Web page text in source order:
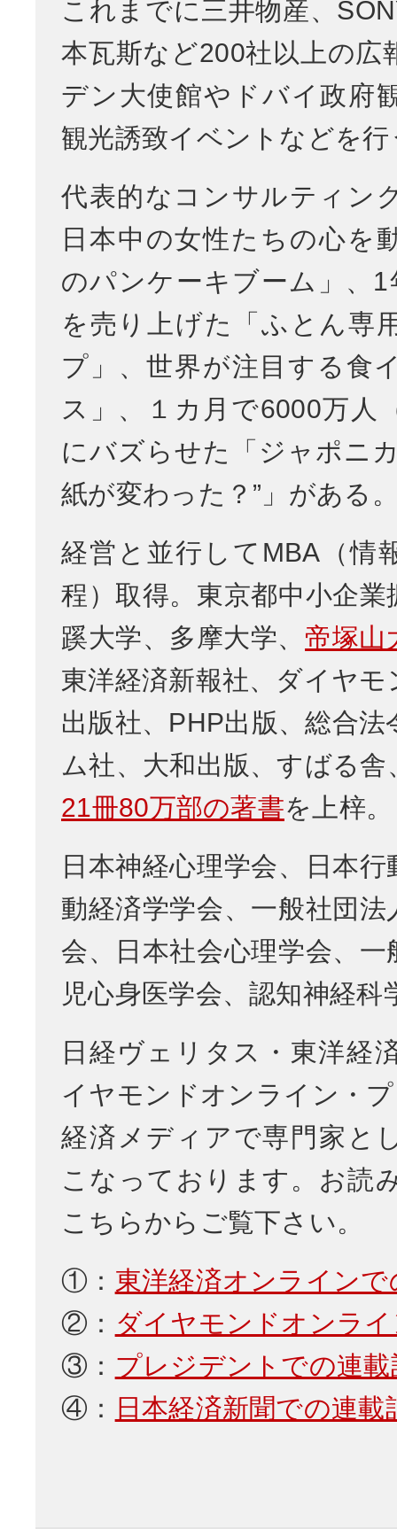
これまでに三井物産、
本瓦斯など200社以上の広
デン大使館やドバイ政府
観光誘致イベントなどを行
代表的なコンサルティン
日本中の女性たちの心を
のパンケーキブーム」、
を売り上げた「ふとん専
プ」、世界が注目する食
ス」、１カ月で6000万人
にバズらせた「ジャポニ
紙が変わった？”」がある
経営と並行してMBA（情
程）取得。東京都中小企業
蹊大学、多摩大学、 帝塚山
東洋経済新報社、ダイヤ
出版社、PHP出版、総合
ム社、大和出版、すばる舎
21冊80万部の著書を上梓。
日本神経心理学会、日本
動経済学学会、一般社団
会、日本社会心理学会、一
児心身医学会、認知神経科
日経ヴェリタス・東洋経
イヤモンドオンライン・
経済メディアで専門家と
こなっております。お読
こちらからご覧下さい。
①： 東洋経済オンラインで
②： ダイヤモンドオンラ
③： プレジデントでの連載
④： 日本経済新聞での連載